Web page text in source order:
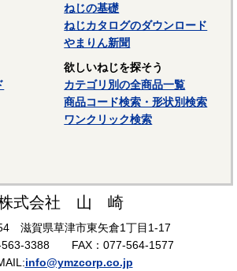
ねじの基礎
ねじカタログのダウンロード
やまりん新聞
欲しいねじを探そう
カテゴリ別の全商品一覧
商品コード検索・形状別検索
ワンクリック検索
式会社 山 崎
滋賀県草津市東矢倉1丁目1-17
563-3388 FAX：077-564-1577
info@ymzcorp.co.jp